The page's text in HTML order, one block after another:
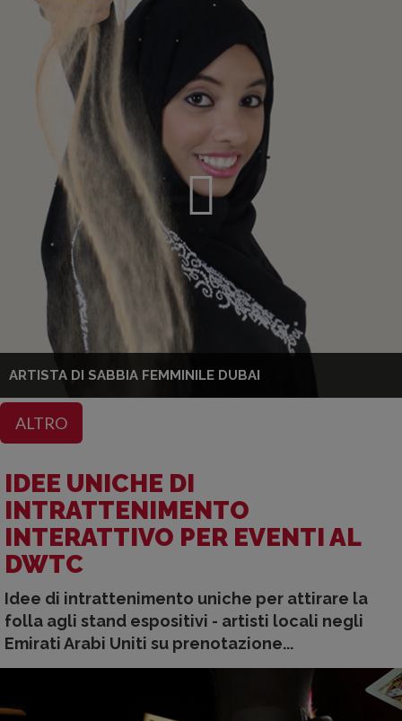
ARTISTA DI SABBIA FEMMINILE DUBAI
ALTRO
IDEE UNICHE DI
INTRATTENIMENTO
INTERATTIVO PER EVENTI AL
DWTC
Idee di intrattenimento uniche per attirare la
folla agli stand espositivi - artisti locali negli
Emirati Arabi Uniti su prenotazione...